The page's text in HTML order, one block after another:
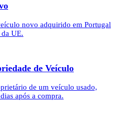
novo adquirido em Portugal
UE.
de Veículo
de um veículo usado,
após a compra.